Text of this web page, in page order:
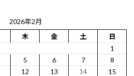
2026年2月
木 金 土
日
1
5 6 7
8
12 13 14
15